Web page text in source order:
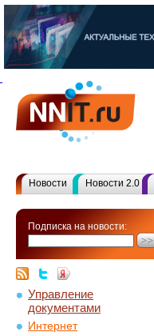
Новости Новости 2.0
Подписка на новости:
Управление
документами
Интернет